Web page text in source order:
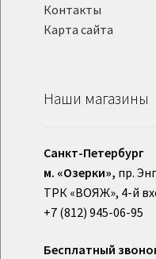
Контакты
Карта сайта
Наши магазины
Санкт-Петербург
м. «Озерки», пр.
ТРК «ВОЯЖ», 4-й
+7 (812) 945-06-95
Бесплатный